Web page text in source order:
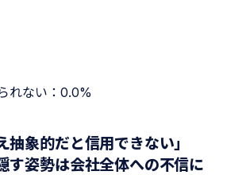
れない：0.0%
抽象的だと信用できない」
す姿勢は会社全体への不信に